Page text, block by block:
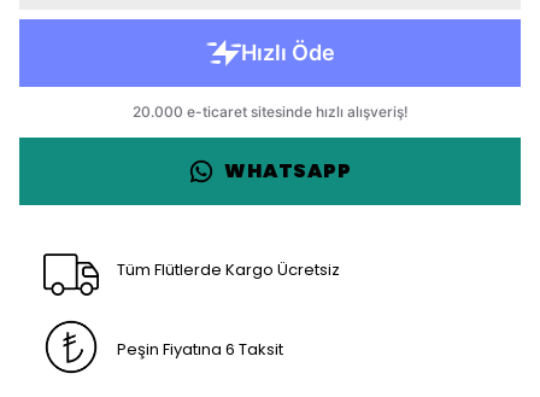
WHATSAPP
Tüm Flütlerde Kargo Ücretsiz
Peşin Fiyatına 6 Taksit